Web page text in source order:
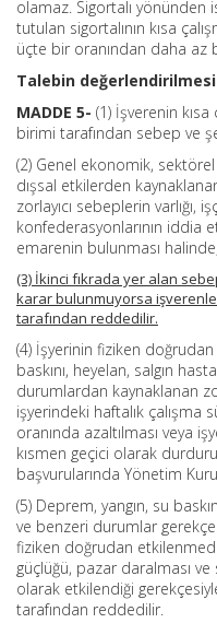
olamaz. Sigortalı yönünden
tutulan sigortalının kısa
üçte bir oranından daha az
Talebin değerlendirilmesi
MADDE 5- (1) İşverenin
birimi tarafından sebep ve
(2) Genel ekonomik,
dışsal etkilerden
zorlayıcı sebeplerin varlığı,
konfederasyonlarının iddia
emarenin bulunması
(3) İkinci fıkrada yer alan
karar bulunmuyorsa
tarafından reddedilir.
(4) İşyerinin fiziken
baskını, heyelan, salgın
durumlardan kaynaklanan
işyerindeki haftalık çalışma
oranında azaltılması veya
kısmen geçici olarak
başvurularında Yönetim
(5) Deprem, yangın, su
ve benzeri durumlar
fiziken doğrudan
güçlüğü, pazar daralması
olarak etkilendiği
tarafından reddedilir.